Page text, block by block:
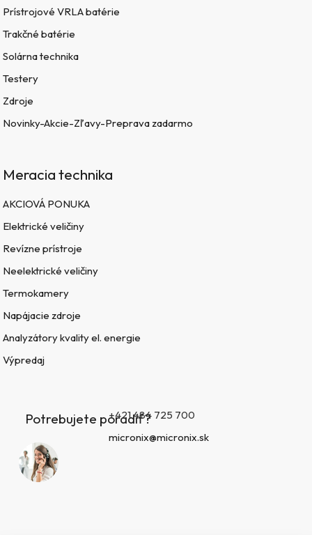
Prístrojové VRLA batérie
Trakčné batérie
Solárna technika
Testery
Zdroje
Novinky-Akcie-Zľavy-Preprava zadarmo
Meracia technika
AKCIOVÁ PONUKA
Elektrické veličiny
Revízne prístroje
Neelektrické veličiny
Termokamery
Napájacie zdroje
Analyzátory kvality el. energie
Výpredaj
Potrebujete poradiť?+421 484 725 700
micronix@micronix.sk